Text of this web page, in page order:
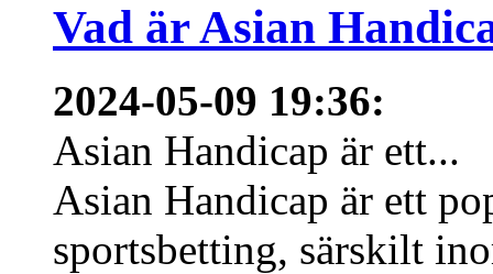
Vad är Asian
2024-05-09 19:36:
Asian Handicap är ett...
Asian Handicap är ett
sportsbetting, särskilt